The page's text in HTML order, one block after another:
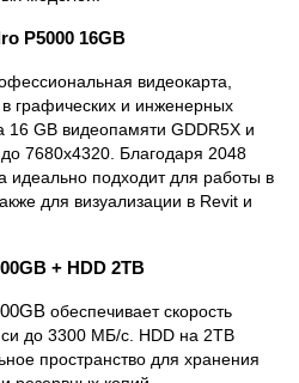
P5000 16GB
видеокарта,
графических и инженерных
GB видеопамяти GDDR5X и
7680x4320. Благодаря 2048
идеально подходит для работы в
для визуализации в Revit и
+ HDD 2TB
обеспечивает скорость
до 3300 МБ/с. HDD на 2TB
пространство для хранения